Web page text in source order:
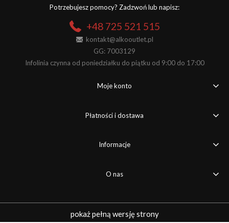
Potrzebujesz pomocy? Zadzwoń lub napisz:
+48 725 521 515
kontakt@alkooutlet.pl
GG: 7003129
Infolinia czynna od poniedziałku do piątku od 9:00 do 17:00
Moje konto
Płatności i dostawa
Informacje
O nas
pokaż pełną wersję strony